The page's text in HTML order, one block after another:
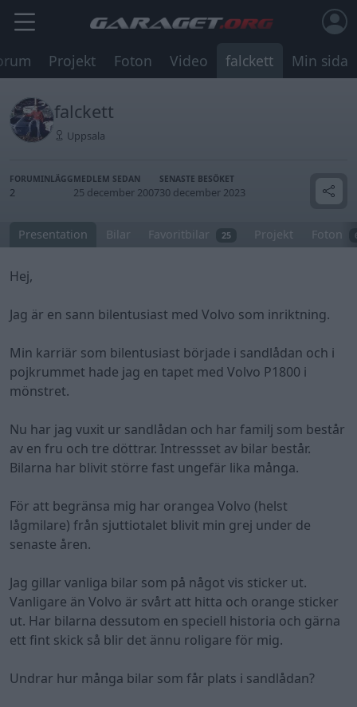
Projekt Foton Video falckett Min sida
falckett
Uppsala
FORUMINLÄGG
2
MEDLEM SEDAN
25 december 2007
SENASTE BESÖKET
30 december 2023
Presentation Bilar Favoritbilar 25 Projekt Foton
Hej,
Jag är en sann bilentusiast med Volvo som inriktning.
Min karriär som bilentusiast började i sandlådan och i
pojkrummet hade jag en tapet med Volvo P1800 i
mönstret.
Nu har jag vuxit ur sandlådan och har familj som består
av en fru och tre döttrar. Intressset av bilar består.
Bilarna har blivit större fast ungefär lika många.
För att begränsa mig har orangea Volvo (helst
lågmilare) från sjuttiotalet blivit min grej under de
senaste åren.
Jag gillar vanliga bilar som på något vis sticker ut.
Vanligare än Volvo är svårt att hitta och orange sticker
ut. Har bilarna dessutom en speciell historia och gärna
ett fint skick så blir det ännu roligare för mig.
Undrar hur många bilar som får plats i sandlådan?